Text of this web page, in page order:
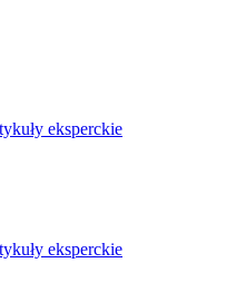
eksperckie
eksperckie